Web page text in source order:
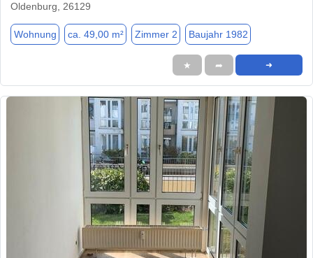
Oldenburg, 26129
Wohnung ca. 49,00 m² Zimmer 2 Baujahr 1982
★ ➦ ➜